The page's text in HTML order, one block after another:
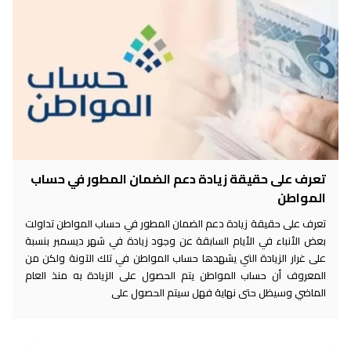
تعرف على حقيقة زيادة دعم الضمان المطور في حساب
المواطن
تعرف على حقيقة زيادة دعم الضمان المطور في حساب المواطن تداولت
بعض الأنباء في الأيام السابقة عن وجود زيادة في شهر ديسمبر بنسبة
على غرار الزيادة التي يشهدها حساب المواطن في تلك الآونة ولكن من
المعروف أن حساب المواطن يتم الحصول على الزيادة به منذ العام
الماضي وسيظل حتى نهاية فهل سيتم الحصول على